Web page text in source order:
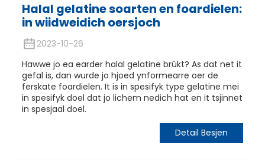
Halal gelatine soarten en foardielen:
in wiidweidich oersjoch
2023-10-26
Hawwe jo ea earder halal gelatine brûkt? As dat net it
gefal is, dan wurde jo hjoed ynformearre oer de
ferskate foardielen. It is in spesifyk type gelatine mei
in spesifyk doel dat jo lichem nedich hat en it tsjinnet
in spesjaal doel.
Detail Besjen